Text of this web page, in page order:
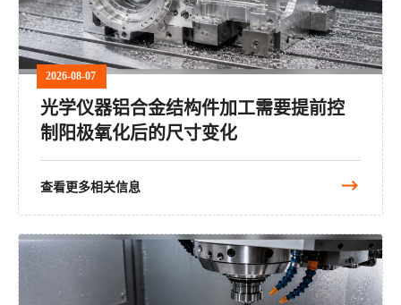
2026-08-07
光学仪器铝合金结构件加工需要提前控
制阳极氧化后的尺寸变化
查看更多相关信息